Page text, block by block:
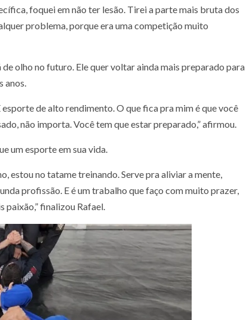
foquei em não ter lesão. Tirei a parte mais bruta dos
problema, porque era uma competição muito
olho no futuro. Ele quer voltar ainda mais preparado para
anos.
de alto rendimento. O que fica pra mim é que você
não importa. Você tem que estar preparado,” afirmou.
um esporte em sua vida.
estou no tatame treinando. Serve pra aliviar a mente,
profissão. E é um trabalho que faço com muito prazer,
paixão,” finalizou Rafael.